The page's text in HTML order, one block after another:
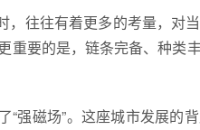
往往有着更多的考量，对
要的是，链条完备、种类
强磁场”。这座城市发展的